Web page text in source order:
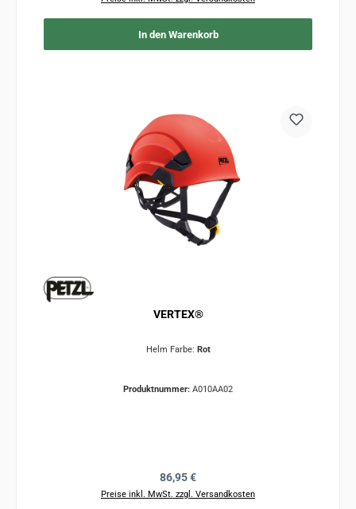
In den Warenkorb
VERTEX®
Helm Farbe: Rot
Produktnummer: A010AA02
Regulärer Preis:
86,95 €
Preise inkl. MwSt. zzgl. Versandkosten